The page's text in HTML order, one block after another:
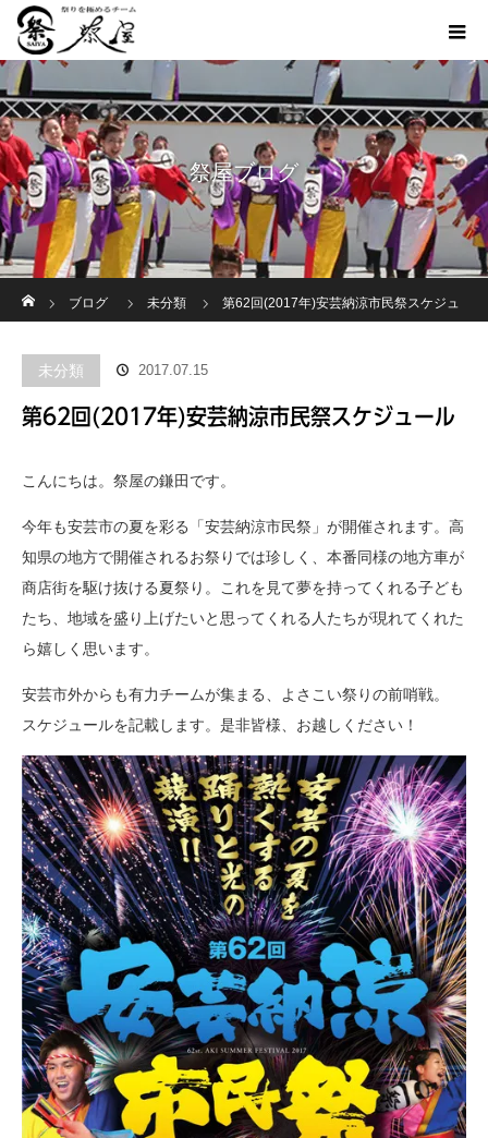
祭屋ブログ
ブログ
未分類 第62回(2017年)安芸納涼市民祭スケジュ
未分類 2017.07.15
第62回(2017年)安芸納涼市民祭スケジュール
こんにちは。祭屋の鎌田です。
今年も安芸市の夏を彩る「安芸納涼市民祭」が開催されます。高
知県の地方で開催されるお祭りでは珍しく、本番同様の地方車が
商店街を駆け抜ける夏祭り。これを見て夢を持ってくれる子ども
たち、地域を盛り上げたいと思ってくれる人たちが現れてくれた
ら嬉しく思います。
安芸市外からも有力チームが集まる、よさこい祭りの前哨戦。
スケジュールを記載します。是非皆様、お越しください！